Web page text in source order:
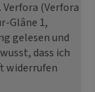
Verfora (Verfora
Glâne 1,
gelesen und
dass ich
widerrufen